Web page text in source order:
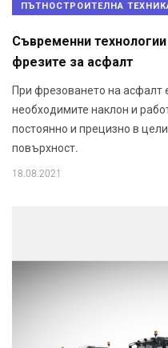
ПЪТНОСТРОИТЕЛНА
Съвременни
фрезите за асфалт
При фрезоването на асфалт
необходимите наклон и
постоянно и прецизно в
повърхност.
18.08.2021